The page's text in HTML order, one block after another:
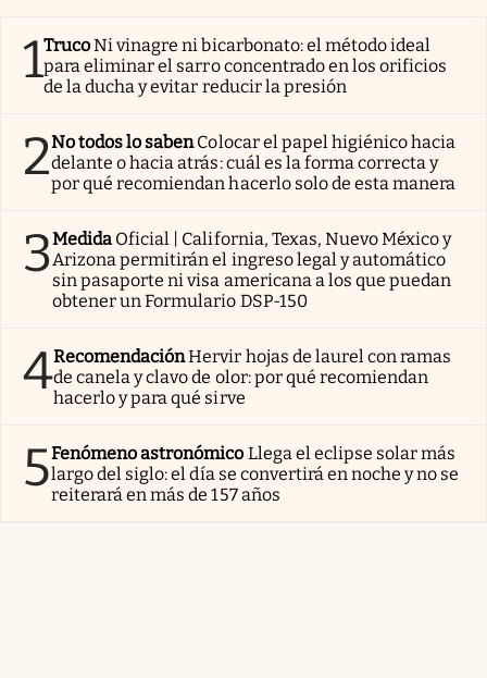
1TrucoNi vinagre ni bicarbonato: el método ideal
para eliminar el sarro concentrado en los orificios
de la ducha y evitar reducir la presión
2No todos lo sabenColocar el papel higiénico hacia
delante o hacia atrás: cuál es la forma correcta y
por qué recomiendan hacerlo solo de esta manera
3Medida Oficial | California, Texas, Nuevo México y
Arizona permitirán el ingreso legal y automático
sin pasaporte ni visa americana a los que puedan
obtener un Formulario DSP-150
4RecomendaciónHervir hojas de laurel con ramas
de canela y clavo de olor: por qué recomiendan
hacerlo y para qué sirve
5Fenómeno astronómico Llega el eclipse solar más
largo del siglo: el día se convertirá en noche y no se
reiterará en más de 157 años